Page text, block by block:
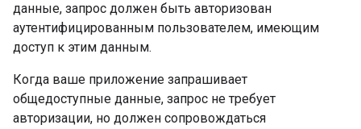
данные, запрос должен быть авторизован
аутентифицированным пользователем, имеющим
доступ к этим данным.
Когда ваше приложение запрашивает
общедоступные данные, запрос не требует
авторизации, но должен сопровождаться